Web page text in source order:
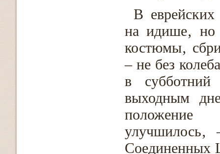
В еврейских
на идише‚
костюмы‚
– не без
в
выходным
положение
Соединенных